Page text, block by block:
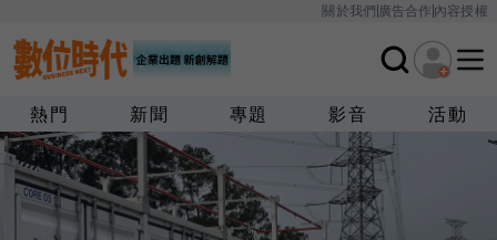
關於我們廣告合作內容授權
熱門 新聞 專題 影音 活動